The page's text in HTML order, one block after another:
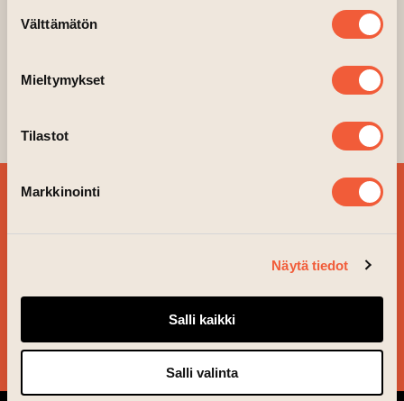
valinta
Välttämätön
Mieltymykset
Tilastot
Markkinointi
Näytä tiedot
Salli kaikki
Salli valinta
komplicerat och svårt. Hur synsätt på, och
obscenitet är vävda igenom vår fysik och
BESTÄLL VÅRT
NYHETSBREV OCH
FÖLJ VAD SOM ÄR PÅ
GÅNG!
JA TACK!